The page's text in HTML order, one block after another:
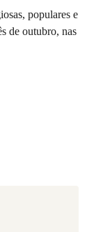
populares e
de outubro, nas